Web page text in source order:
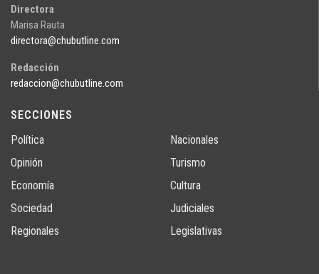
Directora
Marisa Rauta
directora@chubutline.com
Redacción
redaccion@chubutline.com
SECCIONES
Política
Opinión
Economía
Sociedad
Regionales
Nacionales
Turismo
Cultura
Judiciales
Legislativas